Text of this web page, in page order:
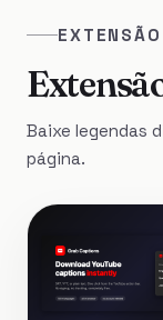
EXTENSÃO
Baixe legendas
página.